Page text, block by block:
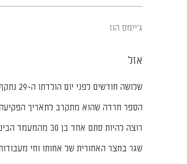
ג'יימס הוז
אזל
שלושה חודשים
הספר חרדה שהוא מתקרב לתאריך
רוצה להיות סתם אחד בן 30
שגר בחצר האחורית של אחותו וחי